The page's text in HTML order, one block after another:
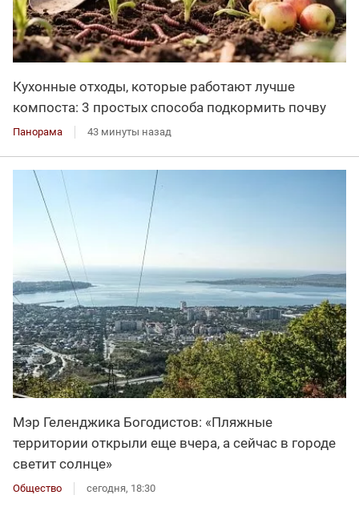
Кухонные отходы, которые работают лучше
компоста: 3 простых способа подкормить почву
Панорама 43 минуты назад
Мэр Геленджика Богодистов: «Пляжные
территории открыли еще вчера, а сейчас в городе
светит солнце»
Общество сегодня, 18:30